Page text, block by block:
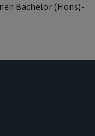
Bachelor (Hons)-